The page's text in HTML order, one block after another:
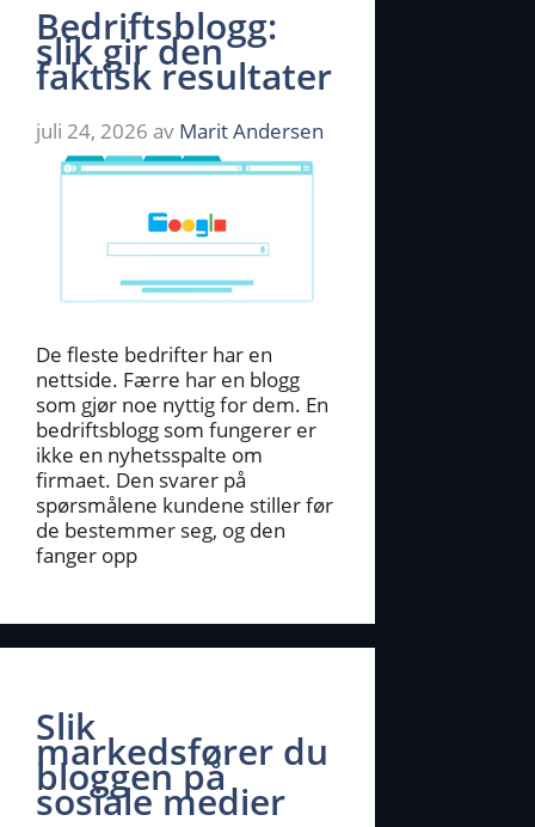
Bedriftsblogg:
slik gir den
faktisk resultater
juli 24, 2026 av Marit Andersen
De fleste bedrifter har en
nettside. Færre har en blogg
som gjør noe nyttig for dem. En
bedriftsblogg som fungerer er
ikke en nyhetsspalte om
firmaet. Den svarer på
spørsmålene kundene stiller før
de bestemmer seg, og den
fanger opp
Slik
markedsfører du
bloggen på
sosiale medier